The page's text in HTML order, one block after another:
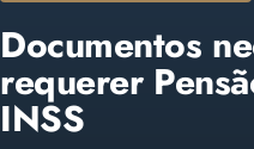
Documentos
requerer
INSS